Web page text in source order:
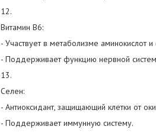
12.
Витамин В6:
- Участвует в метаболизме аминокислот
- Поддерживает функцию нервной
13.
Селен:
- Антиоксидант, защищающий клетки от
- Поддерживает иммунную систему.